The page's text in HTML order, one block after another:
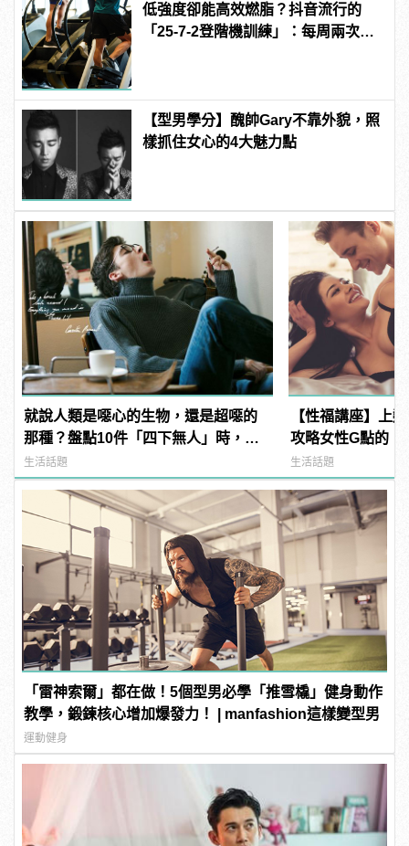
低強度卻能高效燃脂？抖音流行的
「25-7-2登階機訓練」：每周兩次即
【型男學分】醜帥Gary不靠外貌，照
樣抓住女心的4大魅力點
就說人類是噁心的生物，還是超噁的
那種？盤點10件「四下無人」時，男
人會做的噁事！
生活話題
【性福講座】上
攻略女性G點的「
薦！ |
生活話題
「雷神索爾」都在做！5個型男必學「推雪橇」健身動作
教學，鍛鍊核心增加爆發力！ | manfashion這樣變型男
運動健身